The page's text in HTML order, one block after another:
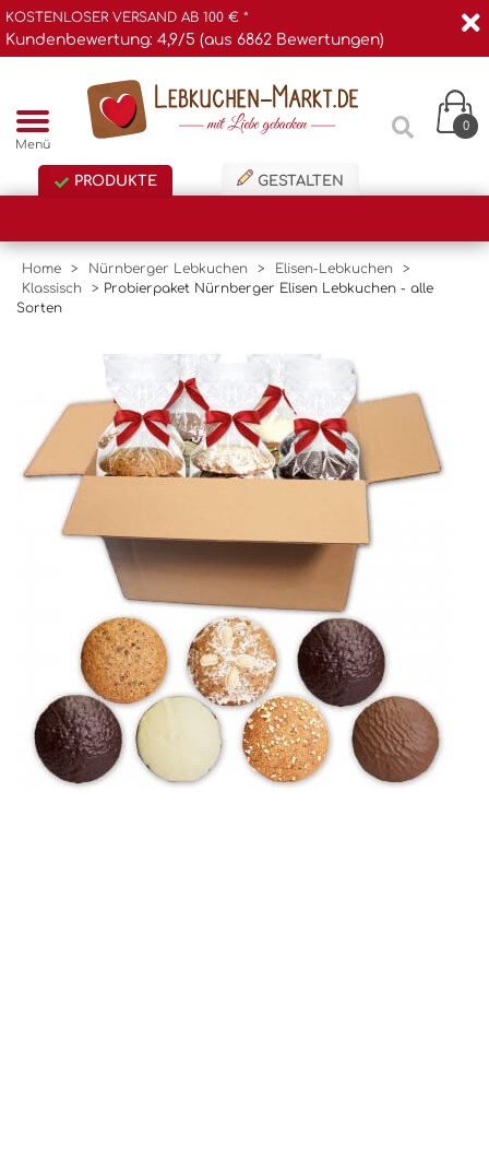
KOSTENLOSER VERSAND AB 100 € *
Kundenbewertung: 4,9/5 (aus 6862 Bewertungen)
Menü
0
PRODUKTE GESTALTEN
Home > Nürnberger Lebkuchen > Elisen-Lebkuchen
>
Klassisch
> Probierpaket Nürnberger Elisen Lebkuchen - alle
Sorten